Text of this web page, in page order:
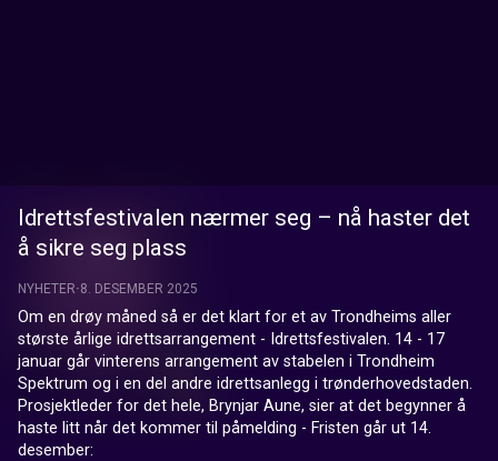
Idrettsfestivalen nærmer seg – nå haster det
å sikre seg plass
NYHETER 8. DESEMBER 2025
Om en drøy måned så er det klart for et av Trondheims aller
største årlige idrettsarrangement - Idrettsfestivalen. 14 - 17
januar går vinterens arrangement av stabelen i Trondheim
Spektrum og i en del andre idrettsanlegg i trønderhovedstaden.
Prosjektleder for det hele, Brynjar Aune, sier at det begynner å
haste litt når det kommer til påmelding - Fristen går ut 14.
desember: